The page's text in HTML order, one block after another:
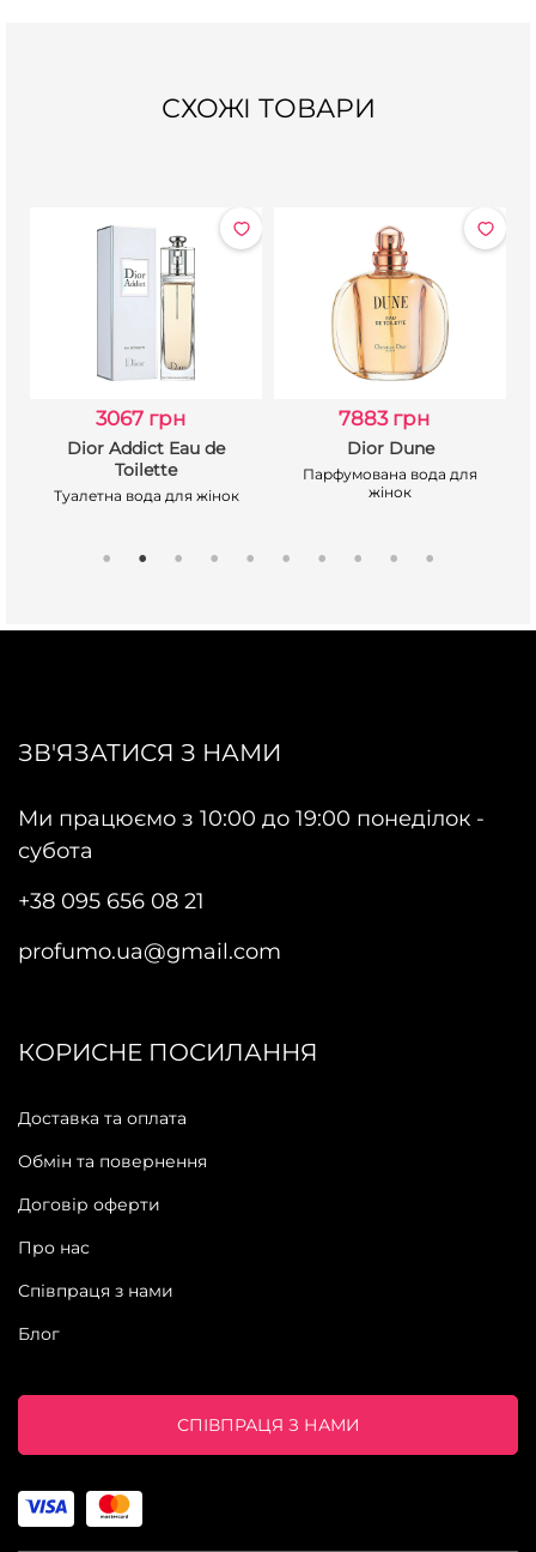
СХОЖІ ТОВАРИ
3067 грн
Dior Addict Eau de
Toilette
Туалетна вода для жінок
7883 грн
Dior Dune
Парфумована вода для
жінок
ЗВ'ЯЗАТИСЯ З НАМИ
Ми працюємо з 10:00 до 19:00 понеділок -
субота
+38 095 656 08 21
profumo.ua@gmail.com
КОРИСНЕ ПОСИЛАННЯ
Доставка та оплата
Обмін та повернення
Договір оферти
Про нас
Співпраця з нами
Блог
СПІВПРАЦЯ З НАМИ